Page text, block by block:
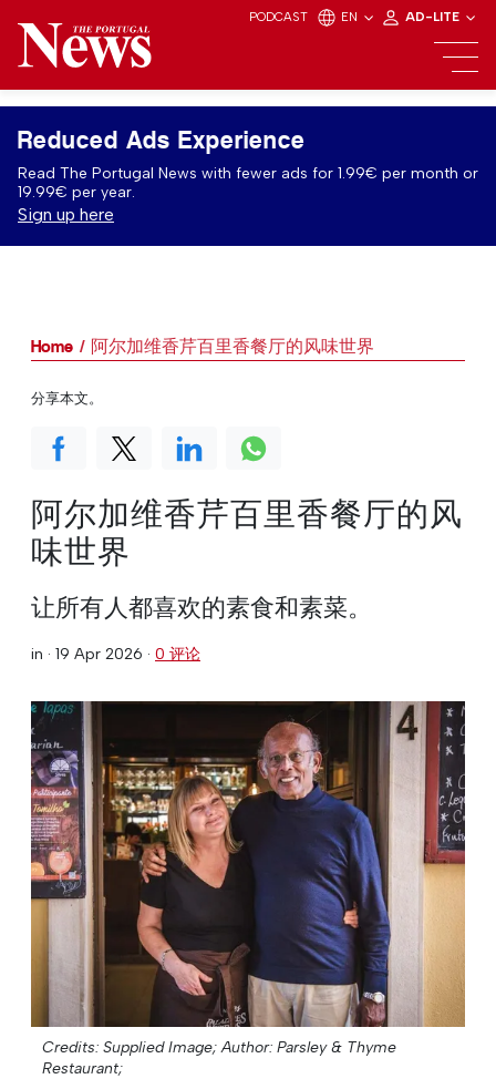
PODCAST EN AD-LITE
Reduced Ads Experience
Read The Portugal News with fewer ads for 1.99€ per month or
19.99€ per year.
Sign up here
Home 阿尔加维香芹百里香餐厅的风味世界
阿尔加维香芹百里香餐厅的风
味世界
让所有人都喜欢的素食和素菜。
in · 19 Apr 2026 · 0 评论
Credits: Supplied Image; Author: Parsley & Thyme
Restaurant;
分享本文。